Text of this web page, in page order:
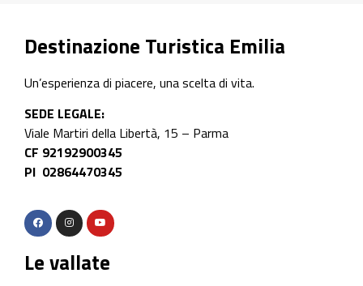
Destinazione Turistica Emilia
Un’esperienza di piacere, una scelta di vita.
SEDE LEGALE:
Viale Martiri della Libertà, 15 – Parma
CF 92192900345
PI 02864470345
Le vallate